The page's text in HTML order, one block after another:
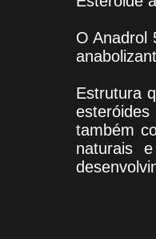
O Anadrol
Estrutura
também
naturais